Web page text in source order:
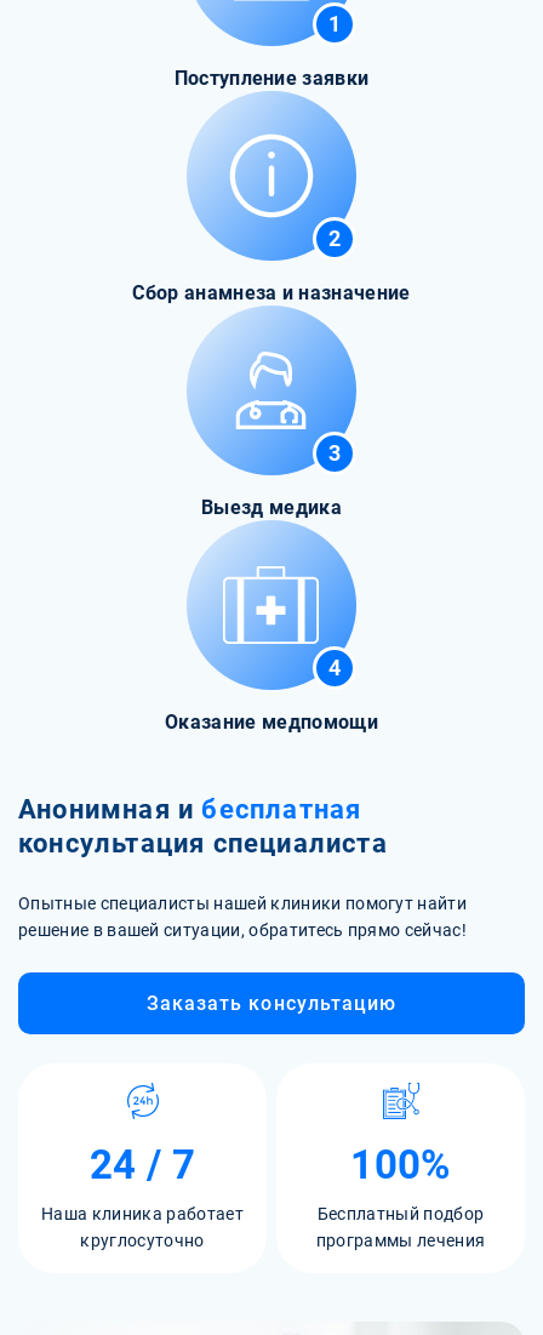
1
Поступление заявки
2
Сбор анамнеза и назначение
3
Выезд медика
4
Оказание медпомощи
Анонимная и бесплатная
консультация специалиста
Опытные специалисты нашей клиники помогут найти
решение в вашей ситуации, обратитесь прямо сейчас!
Заказать консультацию
24 / 7
Наша клиника работает
круглосуточно
100%
Бесплатный подбор
программы лечения